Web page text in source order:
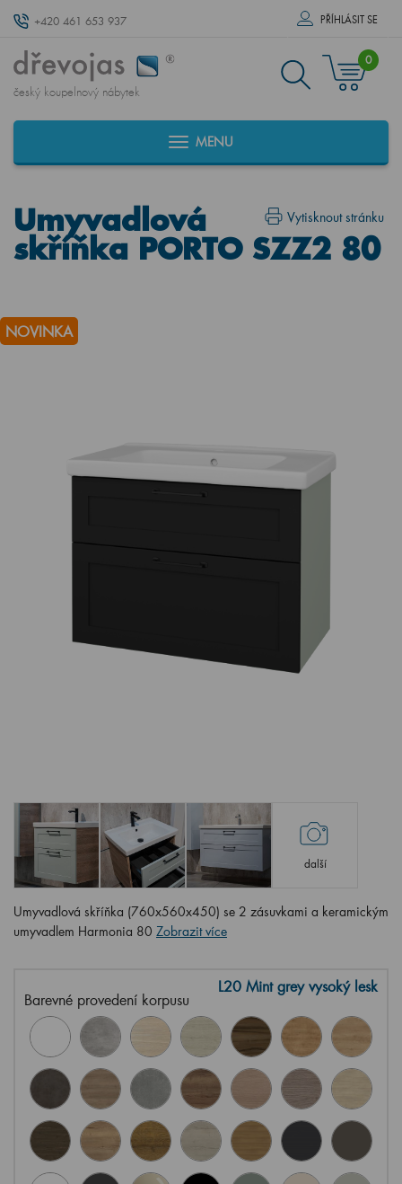
+420 461 653 937 PŘÍHLÁSIT SE
český koupelnový nábytek
0
MENU
Vytisknout stránku
Umyvadlová
skříňka PORTO SZZ2 80
NOVINKA
další
Umyvadlová skříňka (760x560x450) se 2 zásuvkami a keramickým
umyvadlem Harmonia 80 Zobrazit více
Barevné provedení korpusu
L20 Mint grey vysoký lesk